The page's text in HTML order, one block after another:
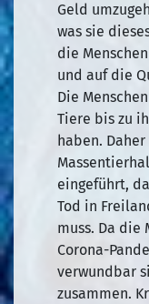
Geld
was sie
die
und auf die
Die
Tiere bis zu
haben.
eingeführt,
Tod in
muss. Da die
Corona-
verwundbar
zusammen.